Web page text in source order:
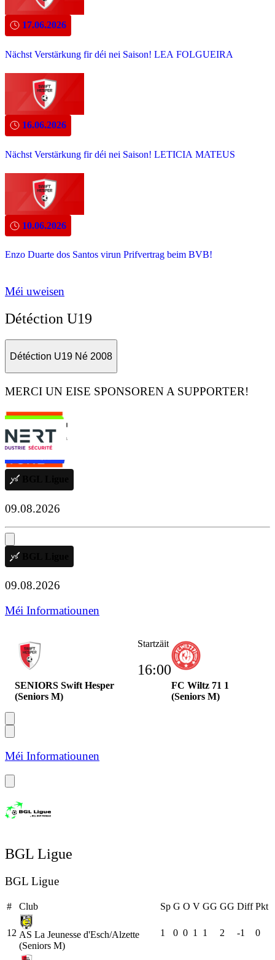
17.06.2026
Nächst Verstärkung fir déi nei Saison! LEA FOLGUEIRA
16.06.2026
Nächst Verstärkung fir déi nei Saison! LETICIA MATEUS
10.06.2026
Enzo Duarte dos Santos virun Prifvertrag beim BVB!
Méi uweisen
Détéction U19
Détéction U19 Né 2008
MERCI UN EISE SPONSOREN A SUPPORTER!
09.08.2026
09.08.2026
Méi Informatiounen
SENIORS Swift Hesper
(Seniors M)
Startzäit
16:00
FC Wiltz 71 1
(Seniors M)
Méi Informatiounen
BGL Ligue
BGL Ligue
# Club Sp G O V GG GG Diff Pkt
12 AS La Jeunesse d'Esch/Alzette
(Seniors M)
1 0 0 1 1 2 -1 0